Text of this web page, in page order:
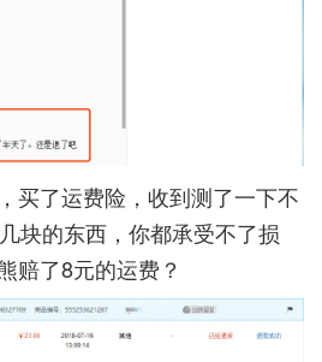
买了运费险，收到测了一下不
块的东西，你都承受不了损
赔了8元的运费？